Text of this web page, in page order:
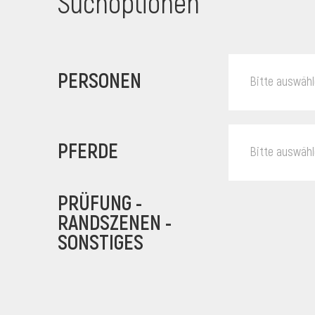
PERSONEN Bitte
PFERDE Bitte
PRÜFUNG -
RANDSZENEN -
SONSTIGES